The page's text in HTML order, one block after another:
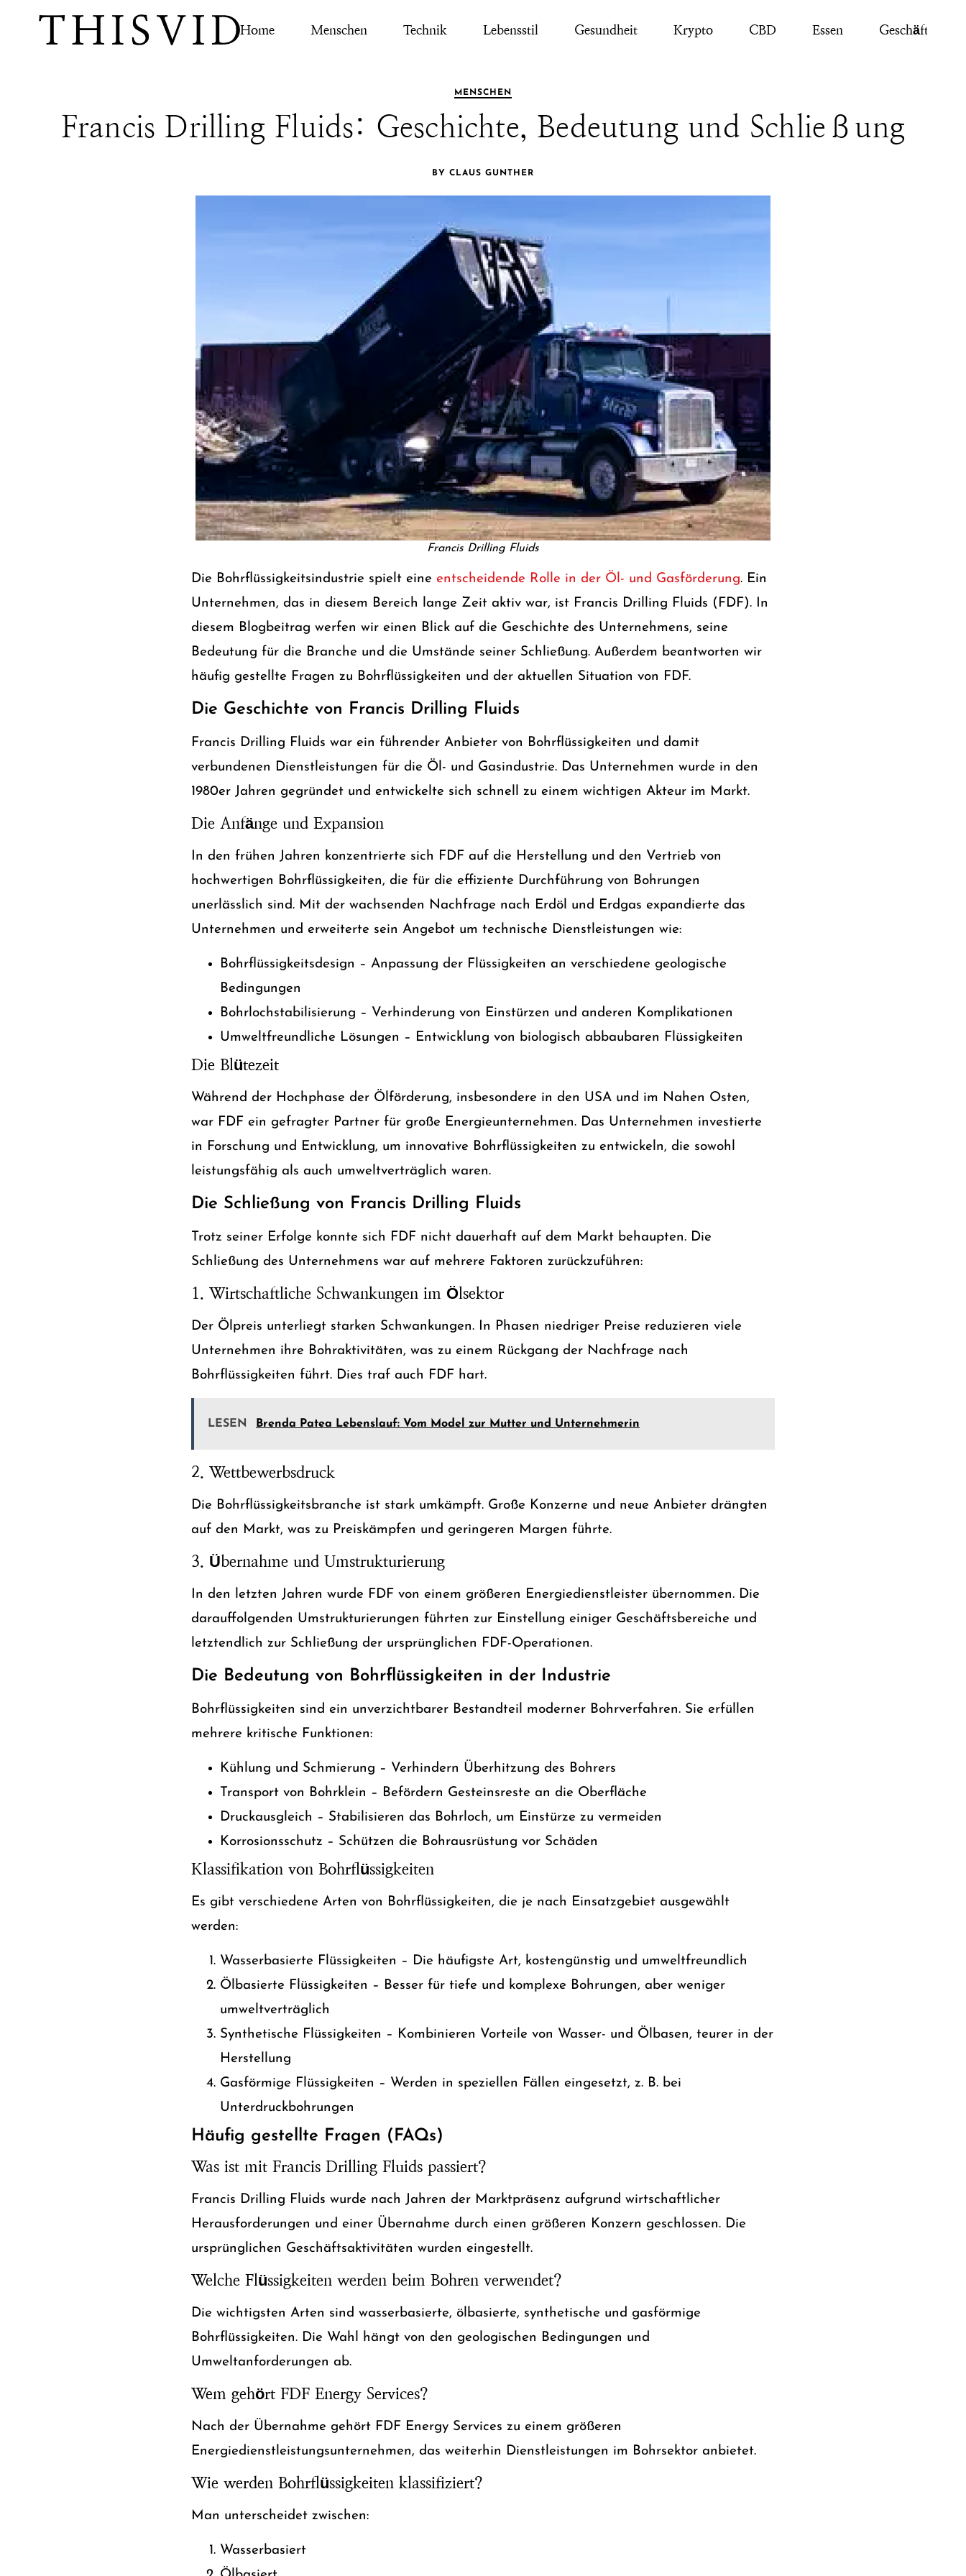
Home Menschen Technik Lebensstil Gesundheit Krypto CBD Essen Geschäft
MENSCHEN
Francis Drilling Fluids: Geschichte, Bedeutung und Schließung
BY CLAUS GUNTHER
Francis Drilling Fluids
Die Bohrflüssigkeitsindustrie spielt eine entscheidende Rolle in der Öl- und Gasförderung. Ein
Unternehmen, das in diesem Bereich lange Zeit aktiv war, ist Francis Drilling Fluids (FDF). In
diesem Blogbeitrag werfen wir einen Blick auf die Geschichte des Unternehmens, seine
Bedeutung für die Branche und die Umstände seiner Schließung. Außerdem beantworten wir
häufig gestellte Fragen zu Bohrflüssigkeiten und der aktuellen Situation von FDF.
Die Geschichte von Francis Drilling Fluids
Francis Drilling Fluids war ein führender Anbieter von Bohrflüssigkeiten und damit
verbundenen Dienstleistungen für die Öl- und Gasindustrie. Das Unternehmen wurde in den
1980er Jahren gegründet und entwickelte sich schnell zu einem wichtigen Akteur im Markt.
Die Anfänge und Expansion
In den frühen Jahren konzentrierte sich FDF auf die Herstellung und den Vertrieb von
hochwertigen Bohrflüssigkeiten, die für die effiziente Durchführung von Bohrungen
unerlässlich sind. Mit der wachsenden Nachfrage nach Erdöl und Erdgas expandierte das
Unternehmen und erweiterte sein Angebot um technische Dienstleistungen wie:
Bohrflüssigkeitsdesign – Anpassung der Flüssigkeiten an verschiedene geologische
Bedingungen
Bohrlochstabilisierung – Verhinderung von Einstürzen und anderen Komplikationen
Umweltfreundliche Lösungen – Entwicklung von biologisch abbaubaren Flüssigkeiten
Die Blütezeit
Während der Hochphase der Ölförderung, insbesondere in den USA und im Nahen Osten,
war FDF ein gefragter Partner für große Energieunternehmen. Das Unternehmen investierte
in Forschung und Entwicklung, um innovative Bohrflüssigkeiten zu entwickeln, die sowohl
leistungsfähig als auch umweltverträglich waren.
Die Schließung von Francis Drilling Fluids
Trotz seiner Erfolge konnte sich FDF nicht dauerhaft auf dem Markt behaupten. Die
Schließung des Unternehmens war auf mehrere Faktoren zurückzuführen:
1. Wirtschaftliche Schwankungen im Ölsektor
Der Ölpreis unterliegt starken Schwankungen. In Phasen niedriger Preise reduzieren viele
Unternehmen ihre Bohraktivitäten, was zu einem Rückgang der Nachfrage nach
Bohrflüssigkeiten führt. Dies traf auch FDF hart.
LESEN Brenda Patea Lebenslauf: Vom Model zur Mutter und Unternehmerin
2. Wettbewerbsdruck
Die Bohrflüssigkeitsbranche ist stark umkämpft. Große Konzerne und neue Anbieter drängten
auf den Markt, was zu Preiskämpfen und geringeren Margen führte.
3. Übernahme und Umstrukturierung
In den letzten Jahren wurde FDF von einem größeren Energiedienstleister übernommen. Die
darauffolgenden Umstrukturierungen führten zur Einstellung einiger Geschäftsbereiche und
letztendlich zur Schließung der ursprünglichen FDF-Operationen.
Die Bedeutung von Bohrflüssigkeiten in der Industrie
Bohrflüssigkeiten sind ein unverzichtbarer Bestandteil moderner Bohrverfahren. Sie erfüllen
mehrere kritische Funktionen:
Kühlung und Schmierung – Verhindern Überhitzung des Bohrers
Transport von Bohrklein – Befördern Gesteinsreste an die Oberfläche
Druckausgleich – Stabilisieren das Bohrloch, um Einstürze zu vermeiden
Korrosionsschutz – Schützen die Bohrausrüstung vor Schäden
Klassifikation von Bohrflüssigkeiten
Es gibt verschiedene Arten von Bohrflüssigkeiten, die je nach Einsatzgebiet ausgewählt
werden:
Wasserbasierte Flüssigkeiten – Die häufigste Art, kostengünstig und umweltfreundlich
Ölbasierte Flüssigkeiten – Besser für tiefe und komplexe Bohrungen, aber weniger
umweltverträglich
Synthetische Flüssigkeiten – Kombinieren Vorteile von Wasser- und Ölbasen, teurer in der
Herstellung
Gasförmige Flüssigkeiten – Werden in speziellen Fällen eingesetzt, z. B. bei
Unterdruckbohrungen
Häufig gestellte Fragen (FAQs)
Was ist mit Francis Drilling Fluids passiert?
Francis Drilling Fluids wurde nach Jahren der Marktpräsenz aufgrund wirtschaftlicher
Herausforderungen und einer Übernahme durch einen größeren Konzern geschlossen. Die
ursprünglichen Geschäftsaktivitäten wurden eingestellt.
Welche Flüssigkeiten werden beim Bohren verwendet?
Die wichtigsten Arten sind wasserbasierte, ölbasierte, synthetische und gasförmige
Bohrflüssigkeiten. Die Wahl hängt von den geologischen Bedingungen und
Umweltanforderungen ab.
Wem gehört FDF Energy Services?
Nach der Übernahme gehört FDF Energy Services zu einem größeren
Energiedienstleistungsunternehmen, das weiterhin Dienstleistungen im Bohrsektor anbietet.
Wie werden Bohrflüssigkeiten klassifiziert?
Man unterscheidet zwischen:
Wasserbasiert